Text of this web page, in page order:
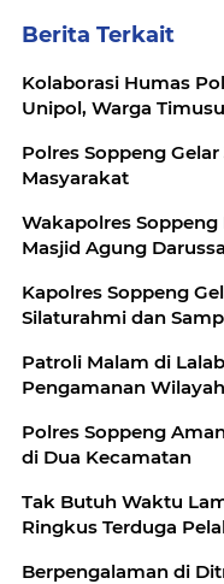
Berita Terkait
Kolaborasi Humas
Unipol, Warga
Polres Soppeng
Masyarakat
Wakapolres
Masjid Agung
Kapolres Soppeng
Silaturahmi dan
Patroli Malam di
Pengamanan Wilayah
Polres Soppeng
di Dua Kecamatan
Tak Butuh Waktu
Ringkus Terduga
Berpengalaman di